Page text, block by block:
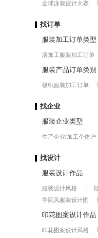
全球泳装设计大赛
找订单
服装加工订单类型
清加工服装加工订单
服装产品订单类别
梭织服装加工订单
找企业
服装企业类型
生产企业/加工个体户
找设计
服装设计作品
服装设计风格
学院风服装设计图
印花图案设计作品
印花图案设计风格